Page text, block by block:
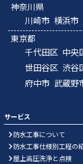
神奈川県
川崎市 横浜市
東京都
千代田区 中央
世田谷区 渋谷
府中市 武蔵野
サービス
防水工事について
防水工事仕様別工程の
屋上高圧洗浄と点検